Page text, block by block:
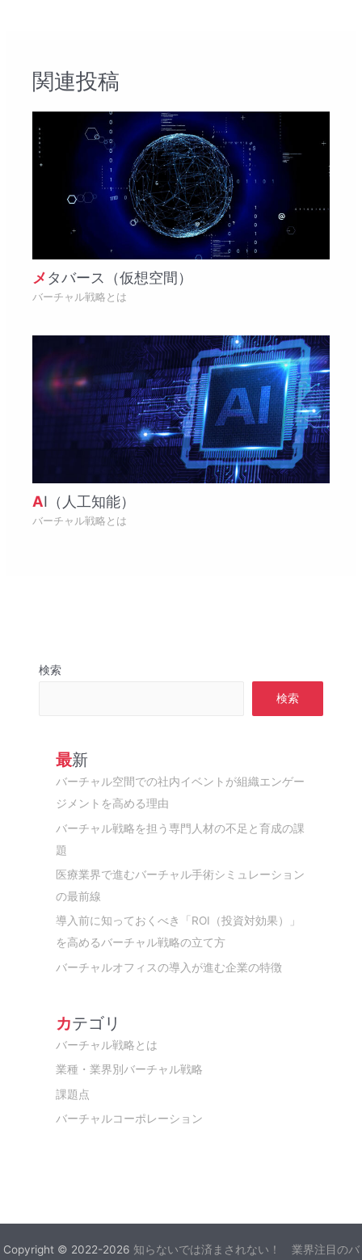
ー
関連投稿
メタバース（仮想空間）
バーチャル戦略とは
AI（人工知能）
バーチャル戦略とは
検索
検索
最新
バーチャル空間での社内イベントが組織エンゲー
ジメントを高める理由
バーチャル戦略を担う専門人材の不足と育成の課
題
医療業界で進むバーチャル手術シミュレーション
の最前線
導入前に知っておくべき「ROI（投資対効果）」
を高めるバーチャル戦略の立て方
バーチャルオフィスの導入が進む企業の特徴
カテゴリ
バーチャル戦略とは
業種・業界別バーチャル戦略
課題点
バーチャルコーポレーション
Copyright © 2022-2026 知らないでは済まされない！ 業界注目のバ